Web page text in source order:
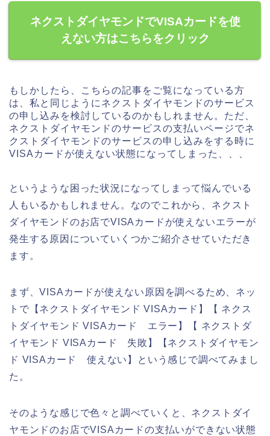
ネクストダイヤモンドでVISAカードを使
えない方はこちらをクリック
もしかしたら、こちらの記事をご覧になっている方
は、私と同じようにネクストダイヤモンドのサービス
の申し込みを検討しているのかもしれません。ただ、
ネクストダイヤモンドのサービスの支払いページでネ
クストダイヤモンドのサービスの申し込みをする時に
VISAカードが使えない状態になってしまった、、、
というような困った状況になってしまって悩んでいる
人もいるかもしれません。なのでこれから、ネクスト
ダイヤモンドのお店でVISAカードが使えないエラーが
発生する原因についていくつかご紹介させていただき
ます。
まず、VISAカードが使えない原因を調べるため、ネッ
トで【ネクストダイヤモンド VISAカード】【 ネクス
トダイヤモンド VISAカード エラー】【 ネクストダ
イヤモンド VISAカード 失敗】【ネクストダイヤモン
ド VISAカード 使えない】という感じで調べてみまし
た。
そのような感じで色々と調べていくと、ネクストダイ
ヤモンドのお店でVISAカードの支払いができない状態